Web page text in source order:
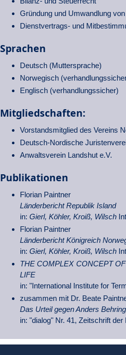
Gründung und Umwandlung
Dienst­vertrags- und
Sprachen
Deutsch (Muttersprache)
Norwegisch
Englisch (verhandlungssicher)
Mitgliedschaften:
Vorstandsmitglied des Vereins
Deutsch-Nordische
Anwaltsverein Landshut e.V.
Publikationen
Florian Paintner
Länderbericht Republik Island
in: Gierl, Köhler, Kroiß, Wilsch
Florian Paintner
Länderbericht Königreich
in: Gierl, Köhler, Kroiß, Wilsch
THE COMPLEX CONCEPT
LIFE
in: "International Institute for
zusammen mit Dr. Beate
Das Urteil gegen Anders
in: "dialog" Nr. 41, Zeitschrift